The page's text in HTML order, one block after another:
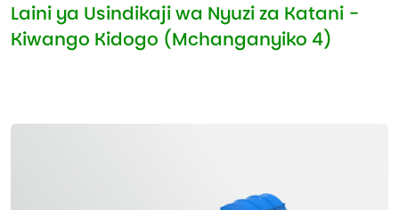
Laini ya Usindikaji wa Nyuzi za Katani -
Kiwango Kidogo (Mchanganyiko 4)